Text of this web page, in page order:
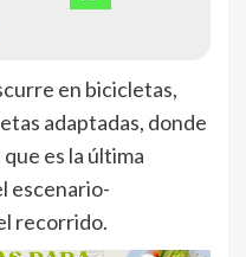
en bicicletas,
adaptadas, donde
es la última
escenario-
recorrido.